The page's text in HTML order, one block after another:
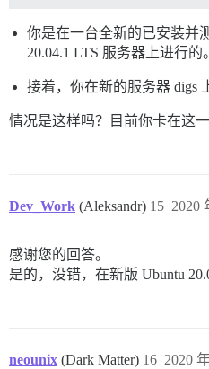
你是在一台全新的已安装并
20.04.1 LTS 服务器上进行的。
接着，你在新的服务器 digs
情况是这样吗？目前你卡在这一
Dev_Work (Aleksandr) 2020
15
感谢您的回答。
是的，没错，在新版 Ubuntu
neounix (Dark Matter) 2020
16